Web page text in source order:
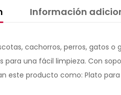
Información
cachorros, perros, gatos
para una fácil limpieza. Con
este producto como: Plato